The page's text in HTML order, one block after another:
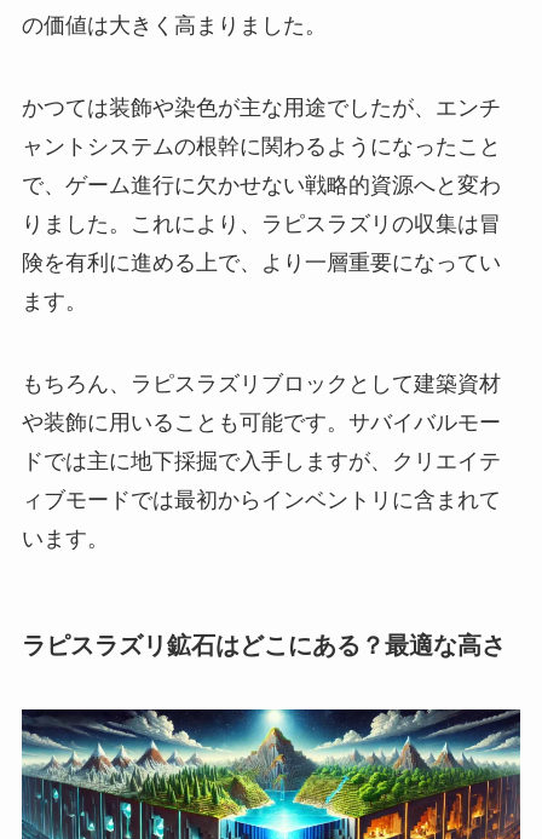
の価値は大きく高まりました。
かつては装飾や染色が主な用途でしたが、エンチ
ャントシステムの根幹に関わるようになったこと
で、ゲーム進行に欠かせない戦略的資源へと変わ
りました。これにより、ラピスラズリの収集は冒
険を有利に進める上で、より一層重要になってい
ます。
もちろん、ラピスラズリブロックとして建築資材
や装飾に用いることも可能です。サバイバルモー
ドでは主に地下採掘で入手しますが、クリエイテ
ィブモードでは最初からインベントリに含まれて
います。
ラピスラズリ鉱石はどこにある？最適な高さ